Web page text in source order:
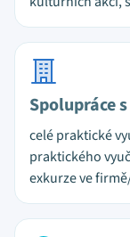
Spolupráce
celé praktické
praktického
exkurze ve